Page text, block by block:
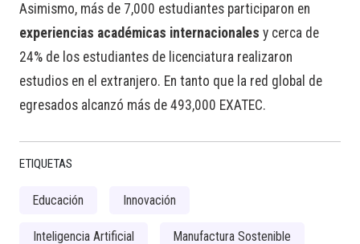
Asimismo, más de 7,000 estudiantes participaron en
experiencias académicas internacionales y cerca de
24% de los estudiantes de licenciatura realizaron
estudios en el extranjero. En tanto que la red global de
egresados alcanzó más de 493,000 EXATEC.
ETIQUETAS
Educación Innovación
Inteligencia Artificial Manufactura Sostenible